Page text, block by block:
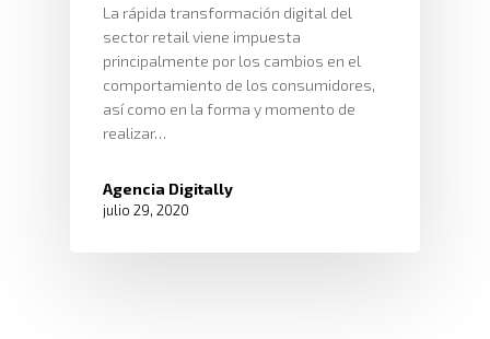
La rápida transformación digital del
sector retail viene impuesta
principalmente por los cambios en el
comportamiento de los consumidores,
así como en la forma y momento de
realizar…
Agencia Digitally
julio 29, 2020